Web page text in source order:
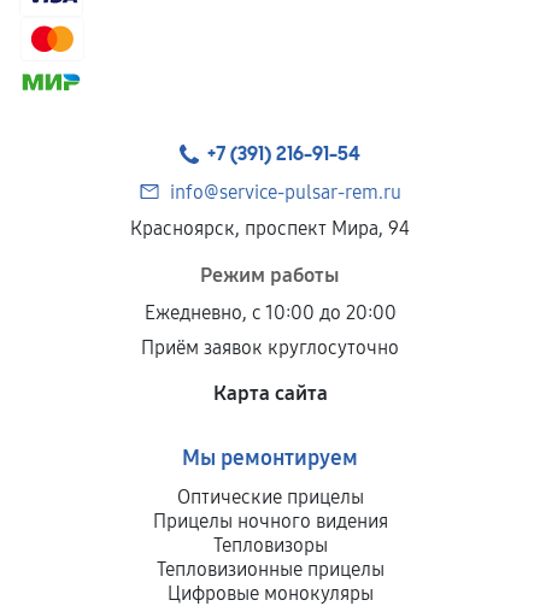
+7 (391) 216-91-54
info@service-pulsar-rem.ru
Красноярск, проспект Мира, 94
Режим работы
Ежедневно, с 10:00 до 20:00
Приём заявок круглосуточно
Карта сайта
Мы ремонтируем
Оптические прицелы
Прицелы ночного видения
Тепловизоры
Тепловизионные прицелы
Цифровые монокуляры